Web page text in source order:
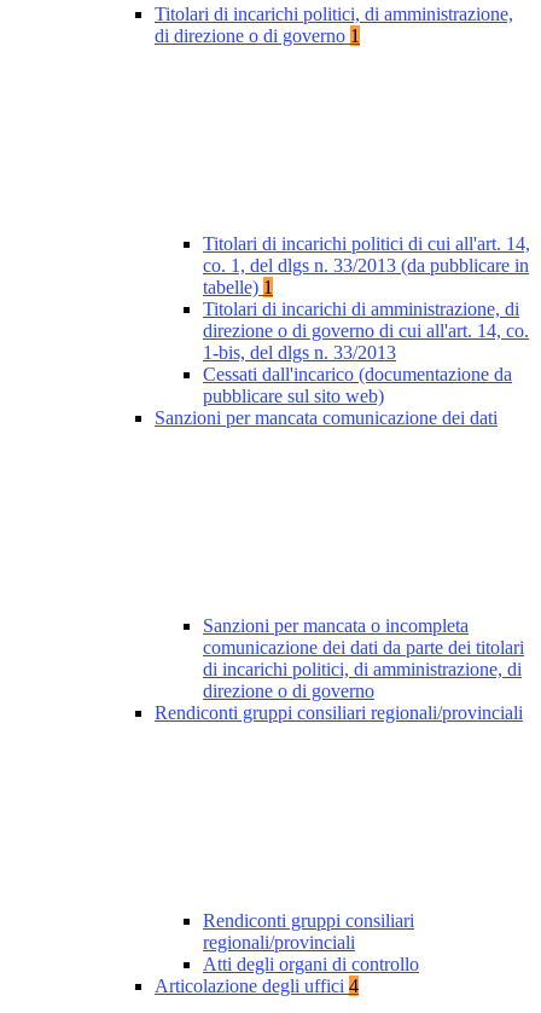
Titolari di incarichi politici, di amministrazione,
di direzione o di governo 1
Titolari di incarichi politici di cui all'art. 14,
co. 1, del dlgs n. 33/2013 (da pubblicare in
tabelle) 1
Titolari di incarichi di amministrazione, di
direzione o di governo di cui all'art. 14, co.
1-bis, del dlgs n. 33/2013
Cessati dall'incarico (documentazione da
pubblicare sul sito web)
Sanzioni per mancata comunicazione dei dati
Sanzioni per mancata o incompleta
comunicazione dei dati da parte dei titolari
di incarichi politici, di amministrazione, di
direzione o di governo
Rendiconti gruppi consiliari regionali/provinciali
Rendiconti gruppi consiliari
regionali/provinciali
Atti degli organi di controllo
Articolazione degli uffici 4